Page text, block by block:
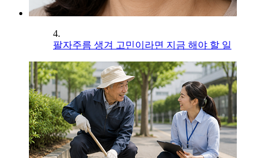
4.
팔자주름 생겨 고민이라면 지금 해야 할 일